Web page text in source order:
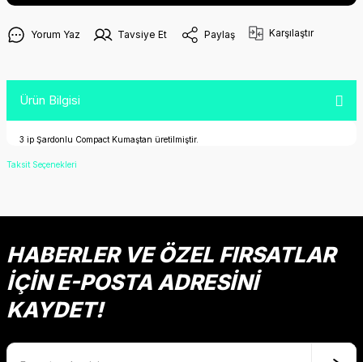
Yorum Yaz Tavsiye Et Paylaş Karşılaştır
Ürün Bilgisi
3 ip Şardonlu Compact Kumaştan üretilmiştir.
Taksit Seçenekleri
HABERLER VE ÖZEL FIRSATLAR
İÇİN E-POSTA ADRESİNİ
KAYDET!